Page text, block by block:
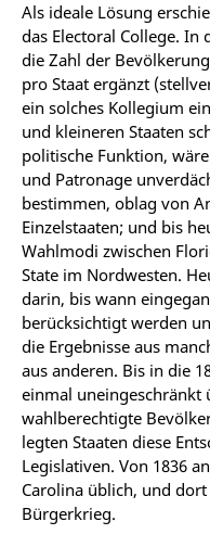
Als ideale Lösung
das Electoral College. In
die Zahl der
pro Staat ergänzt
ein solches Kollegium
und kleineren Staaten
politische Funktion,
und Patronage
bestimmen, oblag von
Einzelstaaten; und bis
Wahlmodi zwischen
State im Nordwesten.
darin, bis wann
berücksichtigt werden
die Ergebnisse aus
aus anderen. Bis in die
einmal uneingeschränkt
wahlberechtigte
legten Staaten diese
Legislativen. Von 1836
Carolina üblich, und
Bürgerkrieg.